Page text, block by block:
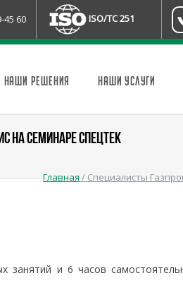
45 60 ISO/TC 251
НАШИ РЕШЕНИЯ НАШИ УСЛУГИ
НА СЕМИНАРЕ СПЕЦТЕК
Главная/Специалисты
занятий и 6 часов